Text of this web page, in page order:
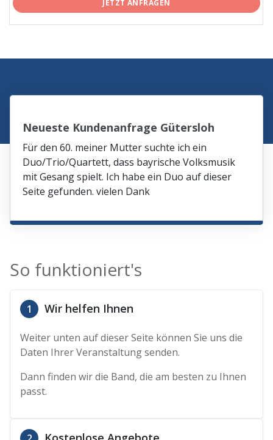
JETZT ANFRAGEN
Neueste Kundenanfrage Gütersloh
Für den 60. meiner Mutter suchte ich ein
Duo/Trio/Quartett, dass bayrische Volksmusik
mit Gesang spielt. Ich habe ein Duo auf dieser
Seite gefunden. vielen Dank
So funktioniert's
1 Wir helfen Ihnen
Weiter unten auf dieser Seite können Sie uns die
Daten Ihrer Veranstaltung senden.
Dann finden wir die Band, die am besten zu Ihnen
passt.